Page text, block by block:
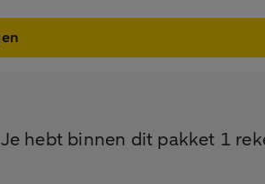
hebt binnen dit pakket 1